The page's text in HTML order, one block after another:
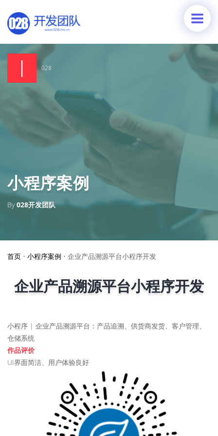
028
小程序案例
By028开发团队
首页 • 小程序案例 • 企业产品溯源平台小程序开发
企业产品溯源平台小程序开发
小程序 | 企业产品溯源平台：产品追溯、供货商发货、客户管理、
仓储系统
作品评价
UI界面简洁、用户体验良好